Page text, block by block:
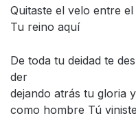
Quitaste el velo entre
Tu reino aquí
De toda tu deidad te
der
dejando atrás tu gloria
como hombre Tú